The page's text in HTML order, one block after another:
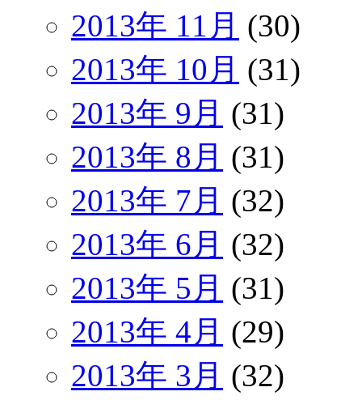
2013年 11月 (30)
2013年 10月 (31)
2013年 9月 (31)
2013年 8月 (31)
2013年 7月 (32)
2013年 6月 (32)
2013年 5月 (31)
2013年 4月 (29)
2013年 3月 (32)